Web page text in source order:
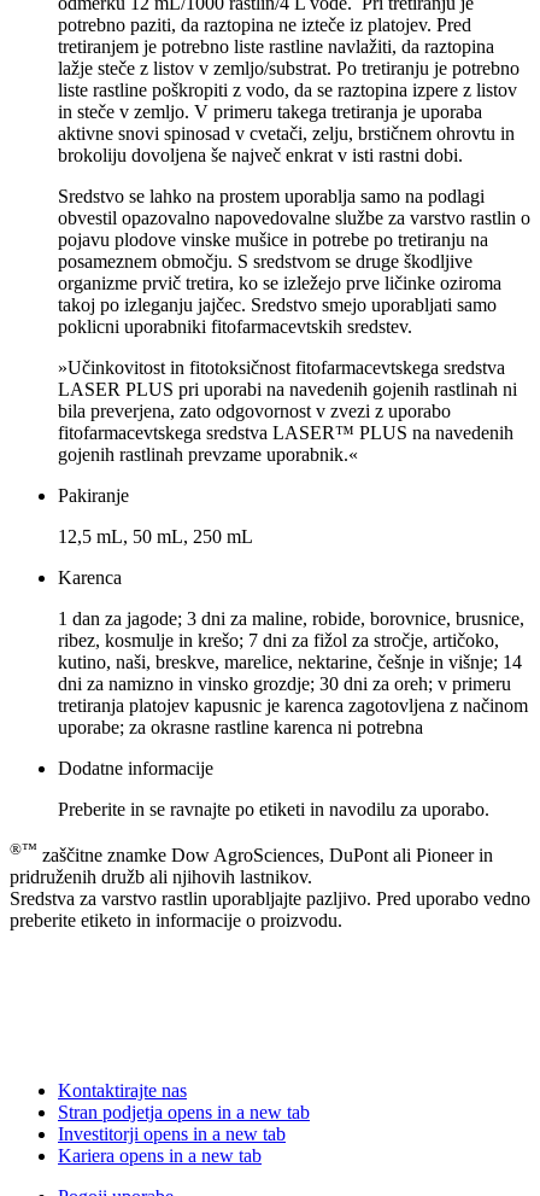
potrebno paziti, da raztopina ne izteče iz platojev. Pred
tretiranjem je potrebno liste rastline navlažiti, da raztopina
lažje steče z listov v zemljo/substrat. Po tretiranju je potrebno
liste rastline poškropiti z vodo, da se raztopina izpere z listov
in steče v zemljo. V primeru takega tretiranja je uporaba
aktivne snovi spinosad v cvetači, zelju, brstičnem ohrovtu in
brokoliju dovoljena še največ enkrat v isti rastni dobi.
Sredstvo se lahko na prostem uporablja samo na podlagi
obvestil opazovalno napovedovalne službe za varstvo rastlin o
pojavu plodove vinske mušice in potrebe po tretiranju na
posameznem območju. S sredstvom se druge škodljive
organizme prvič tretira, ko se izležejo prve ličinke oziroma
takoj po izleganju jajčec. Sredstvo smejo uporabljati samo
poklicni uporabniki fitofarmacevtskih sredstev.
»Učinkovitost in fitotoksičnost fitofarmacevtskega sredstva
LASER PLUS pri uporabi na navedenih gojenih rastlinah ni
bila preverjena, zato odgovornost v zvezi z uporabo
fitofarmacevtskega sredstva LASER™ PLUS na navedenih
gojenih rastlinah prevzame uporabnik.«
Pakiranje
12,5 mL, 50 mL, 250 mL
Karenca
1 dan za jagode; 3 dni za maline, robide, borovnice, brusnice,
ribez, kosmulje in krešo; 7 dni za fižol za stročje, artičoko,
kutino, naši, breskve, marelice, nektarine, češnje in višnje; 14
dni za namizno in vinsko grozdje; 30 dni za oreh; v primeru
tretiranja platojev kapusnic je karenca zagotovljena z načinom
uporabe; za okrasne rastline karenca ni potrebna
Dodatne informacije
Preberite in se ravnajte po etiketi in navodilu za uporabo.
®™ zaščitne znamke Dow AgroSciences, DuPont ali Pioneer in
pridruženih družb ali njihovih lastnikov.
Sredstva za varstvo rastlin uporabljajte pazljivo. Pred uporabo vedno
preberite etiketo in informacije o proizvodu.
Kontaktirajte nas
Stran podjetja opens in a new tab
Investitorji opens in a new tab
Kariera opens in a new tab